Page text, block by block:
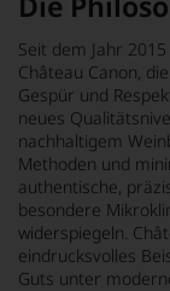
Seit dem Jahr
Château Canon,
Gespür und
neues
nachhaltigem
Methoden und
authentische,
besondere
widerspiegeln.
eindrucksvolles
Guts unter